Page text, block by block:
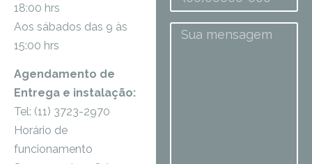
18:00 hrs
Aos sábados das 9 às
15:00 hrs
Agendamento de
Entrega e instalação:
Tel: (11) 3723-2970
Horário de
funcionamento